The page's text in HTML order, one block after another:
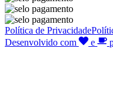
Política de Privacidade
Desenvolvido com
e